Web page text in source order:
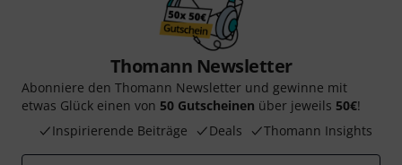
Thomann Newsletter
Abonniere den Thomann Newsletter und gewinne mit
etwas Glück einen von 50 Gutscheinen über jeweils 50€!
Inspirierende Beiträge
Deals Thomann Insights